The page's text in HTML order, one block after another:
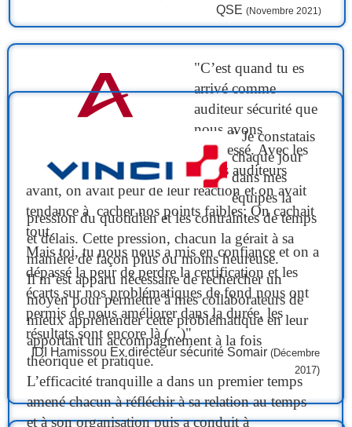
QSE (Novembre 2021)
"C’est quand tu es
arrivé comme
auditeur sécurité que
nous avons
progressé. Avec les
autres auditeurs
avant, on avait peur de leur réaction et on avait
tendance à cacher nos points faibles; On cachait
tout.
Mais toi, tu nous nous a mis en confiance et on a
dépassé la peur de perdre la certification et les
écarts sur nos problématiques de fond nous ont
permis de nous améliorer dans la durée, les
résultats sont encore là (...)"
IDI Hamissou Ex directeur sécurité Somair (Décembre
2017)
" Je constatais
chaque jour
dans mes
équipes la
pression du quotidien et les contraintes de temps
et délais. Cette pression, chacun la gérait à sa
manière de façon plus ou moins heureuse.
Il m’est apparu nécessaire de rechercher un
moyen pour permettre à mes collaborateurs de
mieux appréhender cette problématique en leur
apportant un accompagnement à la fois
théorique et pratique.
L’efficacité tranquille a dans un premier temps
amené chacun à réfléchir à sa relation au temps
et à son organisation puis a conduit à